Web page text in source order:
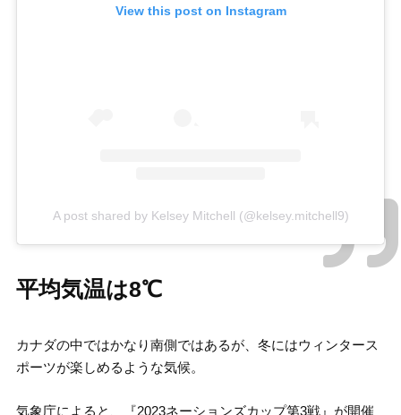
View this post on Instagram
A post shared by Kelsey Mitchell (@kelsey.mitchell9)
平均気温は8℃
カナダの中ではかなり南側ではあるが、冬にはウィンタース
ポーツが楽しめるような気候。
気象庁によると、『2023ネーションズカップ第3戦』が開催